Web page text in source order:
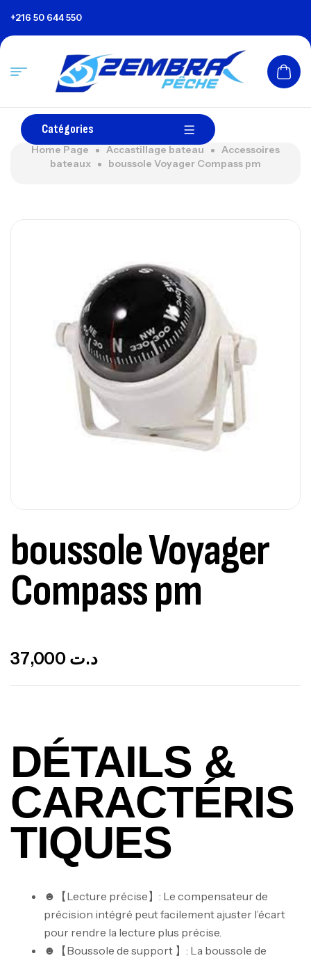
+216 50 644 550
Catégories
Home Page Accastillage bateau
Accessoires
bateaux
boussole Voyager Compass pm
boussole Voyager
Compass pm
د.ت
DÉTAILS &
CARACTÉRIS
TIQUES
☻【Lecture précise】: Le compensateur de
précision intégré peut facilement ajuster l’écart
pour rendre la lecture plus précise.
☻【Boussole de support 】: La boussole de